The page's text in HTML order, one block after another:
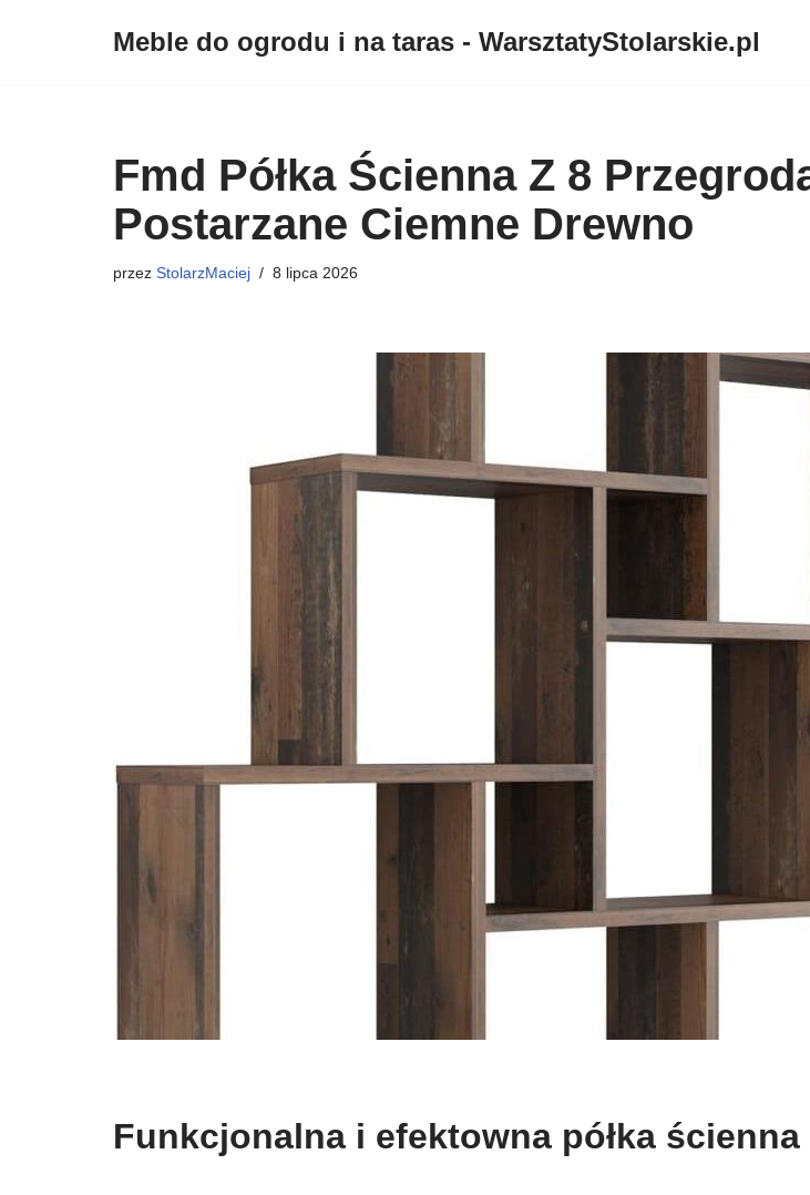
Meble do ogrodu i na taras - WarsztatyStolarskie.pl
Fmd Półka Ścienna Z 8
Postarzane Ciemne Drewno
przez StolarzMaciej 8 lipca 2026
Funkcjonalna i efektowna półka ścienna